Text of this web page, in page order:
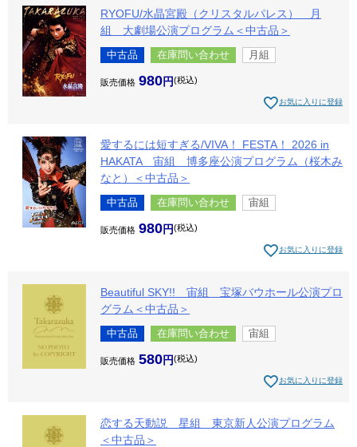
RYOFU/水晶宮殿（クリスタルパレス） 月
組 大劇場公演プログラム＜中古品＞
中古品 在庫問い合わせ 月組
販売価格 980 税込
お気に入りに登録
愛するには短すぎる/VIVA！ FESTA！ 2026 in
HAKATA 宙組 博多座公演プログラム（桜木み
なと）＜中古品＞
中古品 在庫問い合わせ 宙組
販売価格 980 税込
お気に入りに登録
Beautiful SKY!! 宙組 宝塚バウホール公演プロ
グラム＜中古品＞
中古品 在庫問い合わせ 宙組
販売価格 580 税込
お気に入りに登録
恋する天動説 星組 東京新人公演プログラム
＜中古品＞